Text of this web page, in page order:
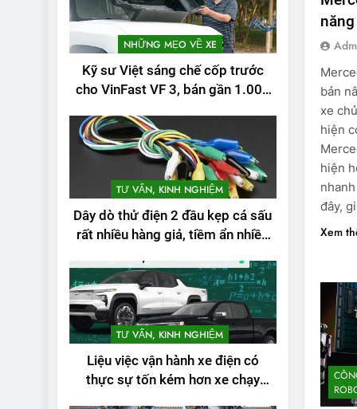
NHỮNG MẸO VỀ XE
Kỹ sư Việt sáng chế cốp trước
cho VinFast VF 3, bán gần 1.000
TƯ VẤN, KINH NGHIỆM
Dây dò thử điện 2 đầu kẹp cá sấu
rất nhiều hàng giả, tiềm ẩn nhiều
TƯ VẤN, KINH NGHIỆM
Liệu việc vận hành xe điện có
thực sự tốn kém hơn xe chạy
2
Test quãng đường
thực tế của VinFast
VF3: Vượt công bố
từ nhà sản xuất
THỬ NGHIỆM PHẠM VI
PIN
3
Thử nghiệm phạm vi
bản
xe
hiện
hiện
đây,
Xem